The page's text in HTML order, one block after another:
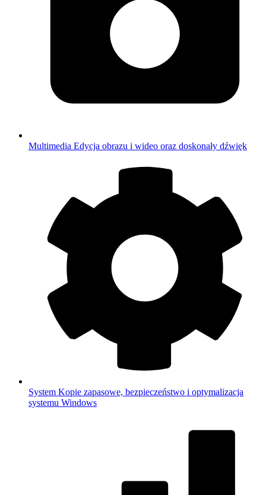
Multimedia Edycja obrazu i wideo oraz doskonały dźwięk
System Kopie zapasowe, bezpieczeństwo i optymalizacja
systemu Windows